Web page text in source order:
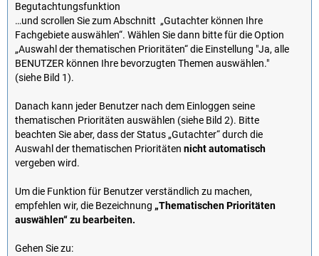
Begutachtungsfunktion
…und scrollen Sie zum Abschnitt „Gutachter können Ihre
Fachgebiete auswählen“. Wählen Sie dann bitte für die Option
„Auswahl der thematischen Prioritäten“ die Einstellung "Ja, alle
BENUTZER können Ihre bevorzugten Themen auswählen."
(siehe Bild 1).
Danach kann jeder Benutzer nach dem Einloggen seine
thematischen Prioritäten auswählen (siehe Bild 2). Bitte
beachten Sie aber, dass der Status „Gutachter“ durch die
Auswahl der thematischen Prioritäten nicht automatisch
vergeben wird.
Um die Funktion für Benutzer verständlich zu machen,
empfehlen wir, die Bezeichnung „Thematischen Prioritäten
auswählen“ zu bearbeiten.
Gehen Sie zu: